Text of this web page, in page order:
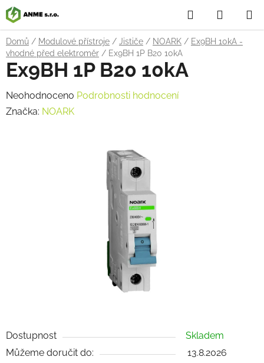
Přejít
na
obsah
Hledat
KOŠÍK
Domů / Modulové přístroje / Jističe / NOARK / Ex9BH 10kA -
vhodné před elektroměr / Ex9BH 1P B20 10kA
Dostupnost
Skladem
Můžeme doručit do:
13.8.2026
Ex9BH 1P B20 10kA
Průměrné
hodnocení
Neohodnoceno Podrobnosti hodnocení
Značka: NOARK